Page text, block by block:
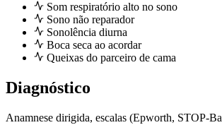
Som respiratório alto no sono
Sono não reparador
Sonolência diurna
Boca seca ao acordar
Queixas do parceiro de cama
Diagnóstico
Anamnese dirigida, escalas (Epworth, STOP-